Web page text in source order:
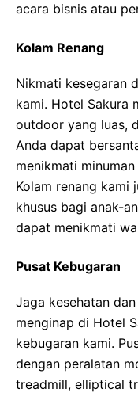
acara bisnis atau
Kolam Renang
Nikmati kesegaran
kami. Hotel Sakura
outdoor yang luas,
Anda dapat
menikmati
Kolam renang kami
khusus bagi anak-
dapat menikmati
Pusat Kebugaran
Jaga kesehatan
menginap di Hotel
kebugaran kami.
dengan peralatan
treadmill, elliptical